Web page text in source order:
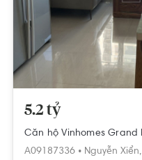
5.2 tỷ
A09187336 • Nguyễn Xiển,